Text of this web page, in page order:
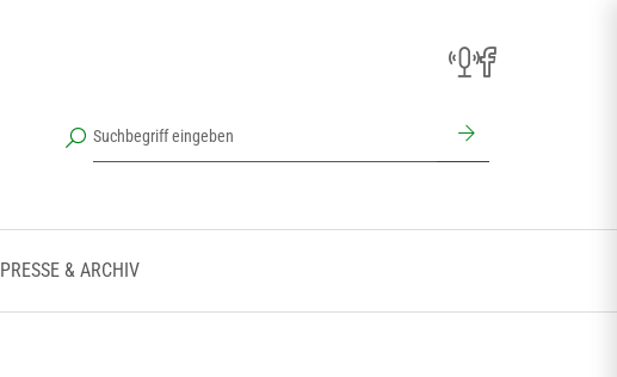
PRESSE & ARCHIV